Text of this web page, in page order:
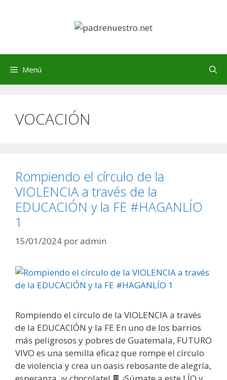
Menú
VOCACIÓN
Rompiendo el círculo de la
VIOLENCIA a través de la
EDUCACIÓN y la FE #HAGANLÍO
1
15/01/2024 poradmin
Rompiendo el círculo de la VIOLENCIA a través
de la EDUCACIÓN y la FE En uno de los barrios
más peligrosos y pobres de Guatemala, FUTURO
VIVO es una semilla eficaz que rompe el círculo
de violencia y crea un oasis rebosante de alegría,